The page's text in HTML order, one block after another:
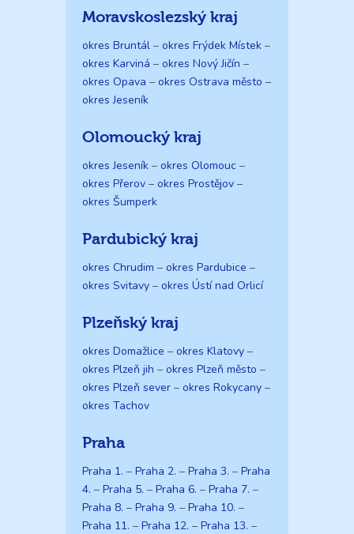
Moravskoslezský kraj
okres Bruntál – okres Frýdek Místek –
okres Karviná – okres Nový Jičín –
okres Opava – okres Ostrava město –
okres Jeseník
Olomoucký kraj
okres Jeseník – okres Olomouc –
okres Přerov – okres Prostějov –
okres Šumperk
Pardubický kraj
okres Chrudim – okres Pardubice –
okres Svitavy – okres Ústí nad Orlicí
Plzeňský kraj
okres Domažlice – okres Klatovy –
okres Plzeň jih – okres Plzeň město –
okres Plzeň sever – okres Rokycany –
okres Tachov
Praha
Praha 1. – Praha 2. – Praha 3. – Praha
4. – Praha 5. – Praha 6. – Praha 7. –
Praha 8. – Praha 9. – Praha 10. –
Praha 11. – Praha 12. – Praha 13. –